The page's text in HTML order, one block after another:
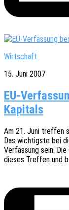
Wirtschaft
15. Juni 2007
EU-
Kapitals
Am 21. Juni tref­fen
Das wich­tigs­te bei
Verfas­­sung sein.
dieses Tref­fen und